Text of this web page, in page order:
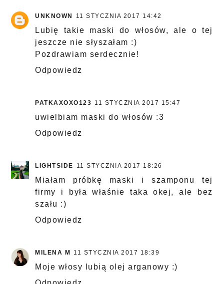
UNKNOWN 11 STYCZNIA 2017 14:42
Lubię takie maski do włosów, ale o tej
jeszcze nie słyszałam :)
Pozdrawiam serdecznie!
Odpowiedz
PATKAXOXO123 11 STYCZNIA 2017 15:47
uwielbiam maski do włosów :3
Odpowiedz
LIGHTSIDE 11 STYCZNIA 2017 18:26
Miałam próbkę maski i szamponu tej
firmy i była właśnie taka okej, ale bez
szału :)
Odpowiedz
MILENA M 11 STYCZNIA 2017 18:39
Moje włosy lubią olej arganowy :)